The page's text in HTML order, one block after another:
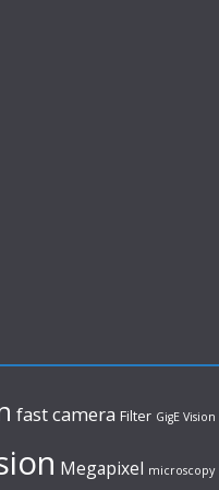
fast camera Filter GigE Vision
Megapixel microscopy